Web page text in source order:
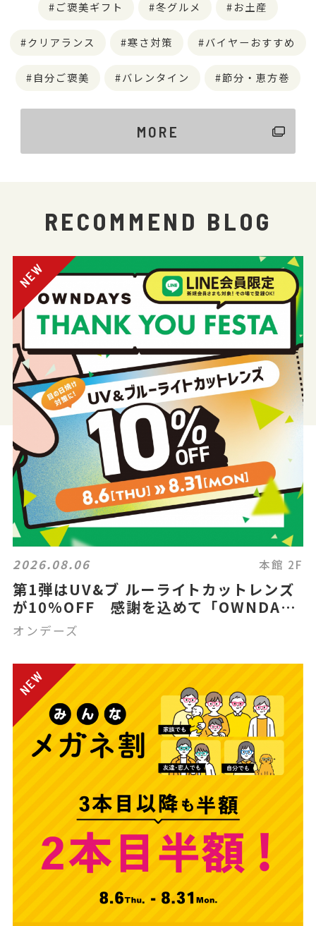
ご褒美ギフト 冬グルメ お土産
クリアランス 寒さ対策 バイヤーおすすめ
自分ご褒美 バレンタイン 節分・恵方巻
MORE
RECOMMEND BLOG
2026.08.06 本館 2F
第1弾はUV&ブ ルーライトカットレンズ
が10%OFF 感謝を込めて「OWNDAYS
THANK YOU FESTA」スタート!
オンデーズ